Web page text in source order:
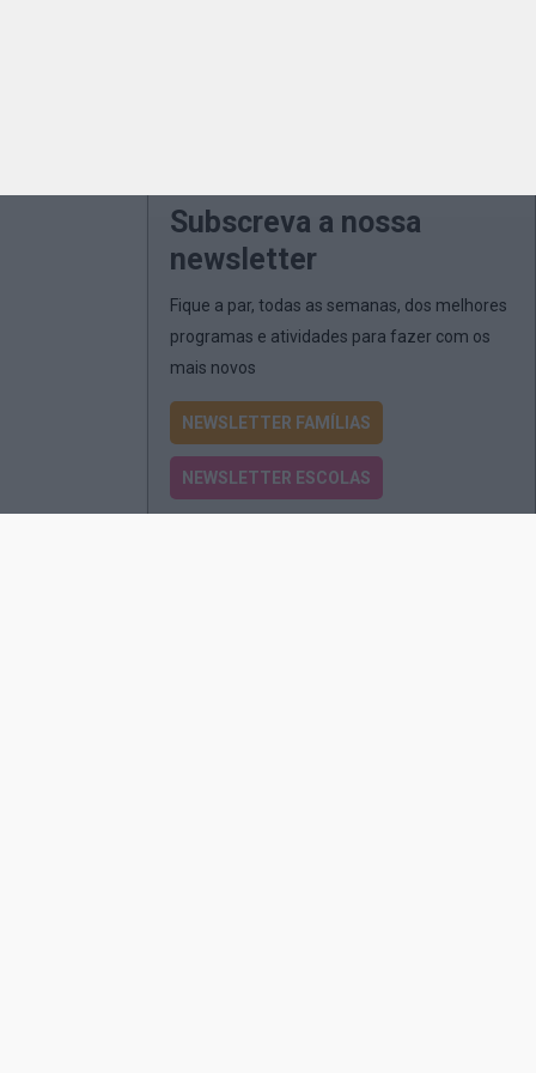
Subscreva a nossa
newsletter
Fique a par, todas as semanas, dos melhores
programas e atividades para fazer com os
mais novos
NEWSLETTER FAMÍLIAS
NEWSLETTER ESCOLAS